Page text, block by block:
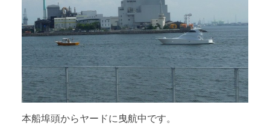
本船埠頭からヤードに曳航中です。